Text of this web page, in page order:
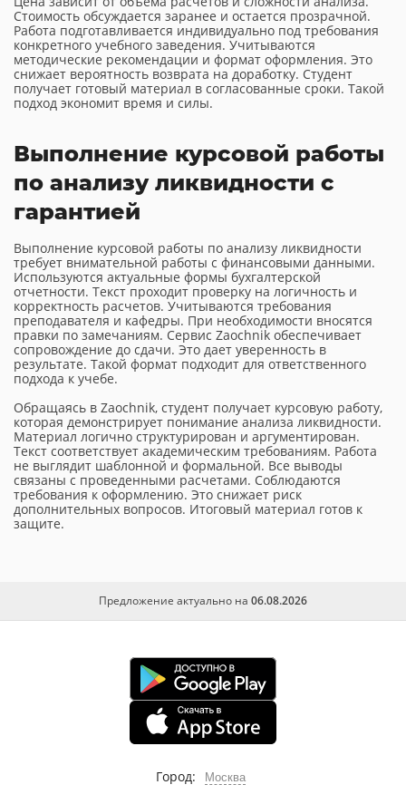
Стоимость обсуждается заранее и остается прозрачной.
Работа подготавливается индивидуально под требования
конкретного учебного заведения. Учитываются
методические рекомендации и формат оформления. Это
снижает вероятность возврата на доработку. Студент
получает готовый материал в согласованные сроки. Такой
подход экономит время и силы.
Выполнение курсовой работы
по анализу ликвидности с
гарантией
Выполнение курсовой работы по анализу ликвидности
требует внимательной работы с финансовыми данными.
Используются актуальные формы бухгалтерской
отчетности. Текст проходит проверку на логичность и
корректность расчетов. Учитываются требования
преподавателя и кафедры. При необходимости вносятся
правки по замечаниям. Сервис Zaochnik обеспечивает
сопровождение до сдачи. Это дает уверенность в
результате. Такой формат подходит для ответственного
подхода к учебе.
Обращаясь в Zaochnik, студент получает курсовую работу,
которая демонстрирует понимание анализа ликвидности.
Материал логично структурирован и аргументирован.
Текст соответствует академическим требованиям. Работа
не выглядит шаблонной и формальной. Все выводы
связаны с проведенными расчетами. Соблюдаются
требования к оформлению. Это снижает риск
дополнительных вопросов. Итоговый материал готов к
защите.
Предложение актуально на 06.08.2026
Город: Москва